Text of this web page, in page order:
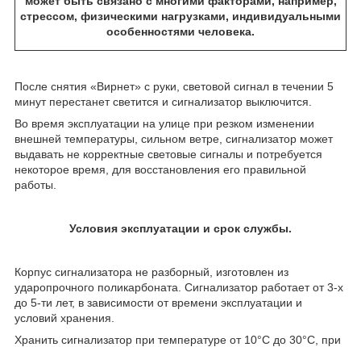
стрессом, физическими нагрузками, индивидуальными
особенностями человека.
После снятия «Вирнет» с руки, световой сигнал в течении 5
минут перестанет светится и сигнализатор выключится.
Во время эксплуатации на улице при резком изменении
внешней температуры, сильном ветре, сигнализатор может
выдавать не корректные световые сигналы и потребуется
некоторое время, для восстановления его правильной
работы.
Условия эксплуатации и срок службы.
Корпус сигнализатора не разборный, изготовлен из
ударопрочного поликарбоната. Сигнализатор работает от 3-х
до 5-ти лет, в зависимости от времени эксплуатации и
условий хранения.
Хранить сигнализатор при температуре от 10°С до 30°С, при